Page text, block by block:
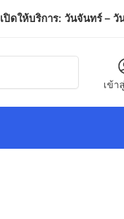
เปิดให้บริการ: วันจันทร์ –
เข้า